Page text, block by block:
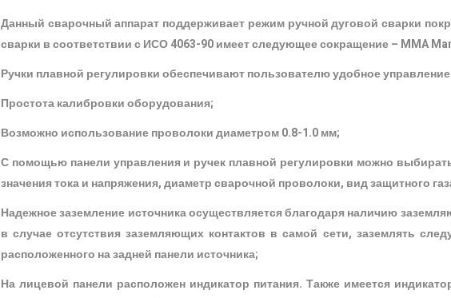
Данный сварочный аппарат поддерживает режим ручной дуговой сварки
сварки в соответствии с ИСО 4063-90 имеет следующее сокращение – MMA
Ручки плавной регулировки обеспечивают пользователю удобное
Простота калибровки оборудования;
Возможно использование проволоки диаметром 0.8-1.0 мм;
С помощью панели управления и ручек плавной регулировки можно
значения тока и напряжения, диаметр сварочной проволоки, вид защитного
Надежное заземление источника осуществляется благодаря наличию
в случае отсутствия заземляющих контактов в самой сети, заземлять
расположенного на задней панели источника;
На лицевой панели расположен индикатор питания. Также имеется